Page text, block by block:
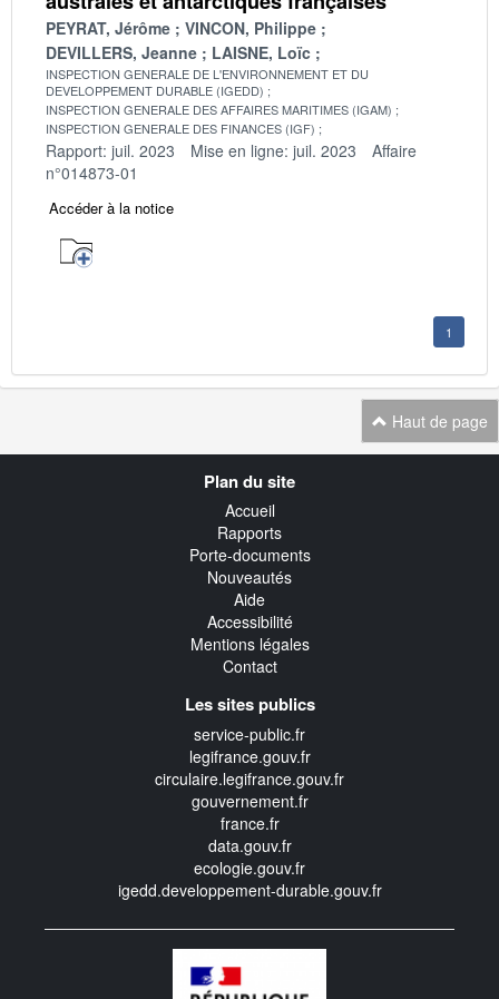
PEYRAT, Jérôme
VINCON, Philippe
DEVILLERS, Jeanne
LAISNE, Loïc
INSPECTION GENERALE DE L'ENVIRONNEMENT ET DU
DEVELOPPEMENT DURABLE (IGEDD)
INSPECTION GENERALE DES AFFAIRES MARITIMES (IGAM)
INSPECTION GENERALE DES FINANCES (IGF)
Rapport: juil. 2023 Mise en ligne: juil. 2023
Affaire
n°014873-01
Accéder à la notice
1
Haut de page
Plan du site
Accueil
Rapports
Porte-documents
Nouveautés
Aide
Accessibilité
Mentions légales
Contact
Les sites publics
service-public.fr
legifrance.gouv.fr
circulaire.legifrance.gouv.fr
gouvernement.fr
france.fr
data.gouv.fr
ecologie.gouv.fr
igedd.developpement-durable.gouv.fr